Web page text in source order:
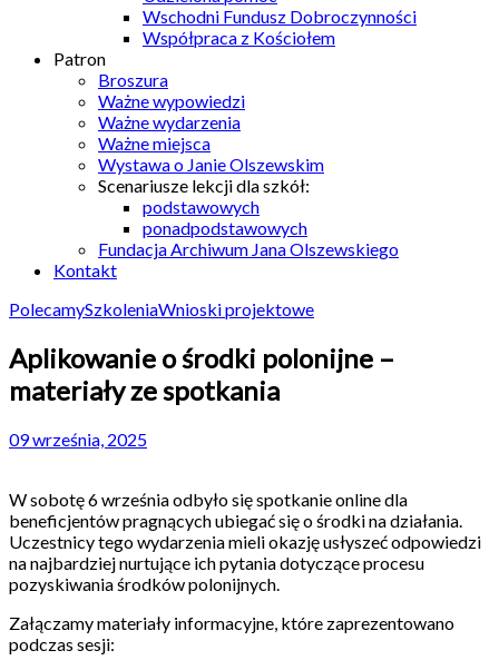
Wschodni Fundusz Dobroczynności
Współpraca z Kościołem
Patron
Broszura
Ważne wypowiedzi
Ważne wydarzenia
Ważne miejsca
Wystawa o Janie Olszewskim
Scenariusze lekcji dla szkół:
podstawowych
ponadpodstawowych
Fundacja Archiwum Jana Olszewskiego
Kontakt
PolecamySzkoleniaWnioski projektowe
Aplikowanie o środki polonijne –
materiały ze spotkania
09 września, 2025
W sobotę 6 września odbyło się spotkanie online dla
beneficjentów pragnących ubiegać się o środki na działania.
Uczestnicy tego wydarzenia mieli okazję usłyszeć odpowiedzi
na najbardziej nurtujące ich pytania dotyczące procesu
pozyskiwania środków polonijnych.
Załączamy materiały informacyjne, które zaprezentowano
podczas sesji: